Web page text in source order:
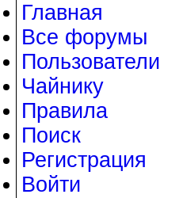
Главная
Все форумы
Пользователи
Чайнику
Правила
Поиск
Регистрация
Войти